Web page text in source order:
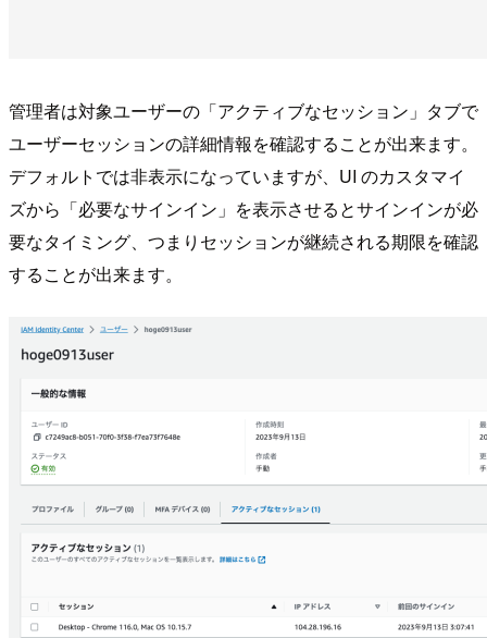
管理者は対象ユーザーの「アクティブなセッション」タブで
ユーザーセッションの詳細情報を確認することが出来ます。
デフォルトでは非表示になっていますが、UI のカスタマイ
ズから「必要なサインイン」を表示させるとサインインが必
要なタイミング、つまりセッションが継続される期限を確認
することが出来ます。